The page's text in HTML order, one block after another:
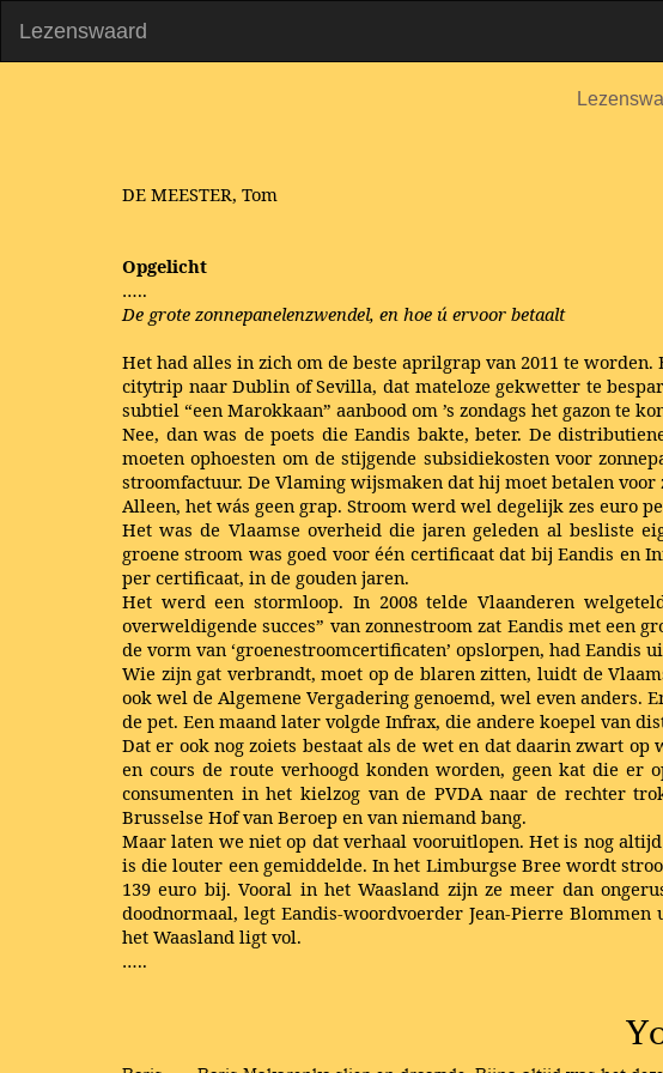
Lezenswaard
DE MEESTER, Tom
Opgelicht
…..
De grote zonnepanelenzwendel, en hoe ú ervoor betaalt
Het had alles in zich om de beste aprilgrap van 2011 te
citytrip naar Dublin of Sevilla, dat mateloze gekwetter te
subtiel “een Marokkaan” aanbood om ’s zondags het gazon te
Nee, dan was de poets die Eandis bakte, beter. De
moeten ophoesten om de stijgende subsidiekosten voor
stroomfactuur. De Vlaming wijsmaken dat hij moet betalen
Alleen, het wás geen grap. Stroom werd wel degelijk zes euro
Het was de Vlaamse overheid die jaren geleden al besliste
groene stroom was goed voor één certificaat dat bij Eandis
per certificaat, in de gouden jaren.
Het werd een stormloop. In 2008 telde Vlaanderen
overweldigende succes” van zonnestroom zat Eandis met een
de vorm van ‘groenestroomcertificaten’ opslorpen, had Eandis
Wie zijn gat verbrandt, moet op de blaren zitten, luidt de
ook wel de Algemene Vergadering genoemd, wel even anders.
de pet. Een maand later volgde Infrax, die andere koepel van
Dat er ook nog zoiets bestaat als de wet en dat daarin zwart
en cours de route verhoogd konden worden, geen kat die er
consumenten in het kielzog van de PVDA naar de rechter
Brusselse Hof van Beroep en van niemand bang.
Maar laten we niet op dat verhaal vooruitlopen. Het is nog
is die louter een gemiddelde. In het Limburgse Bree wordt
139 euro bij. Vooral in het Waasland zijn ze meer dan
doodnormaal, legt Eandis-woordvoerder Jean-Pierre
het Waasland ligt vol.
…..